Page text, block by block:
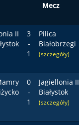
Mecz
II
3
-
1
Pilica
Białobrzegi
(szczegóły)
0
-
1
Jagiellonia II
Białystok
(szczegóły)